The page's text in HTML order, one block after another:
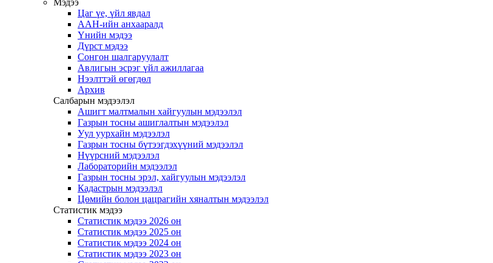
Мэдээ
Цаг үе, үйл явдал
ААН-ийн анхааралд
Үнийн мэдээ
Дүрст мэдээ
Сонгон шалгаруулалт
Авлигын эсрэг үйл ажиллагаа
Нээлттэй өгөгдөл
Архив
Салбарын мэдээлэл
Ашигт малтмалын хайгуулын мэдээлэл
Газрын тосны ашиглалтын мэдээлэл
Уул уурхайн мэдээлэл
Газрын тосны бүтээгдэхүүний мэдээлэл
Нүүрсний мэдээлэл
Лабораторийн мэдээлэл
Газрын тосны эрэл, хайгуулын мэдээлэл
Кадастрын мэдээлэл
Цөмийн болон цацрагийн хяналтын мэдээлэл
Статистик мэдээ
Статистик мэдээ 2026 он
Статистик мэдээ 2025 он
Статистик мэдээ 2024 он
Статистик мэдээ 2023 он